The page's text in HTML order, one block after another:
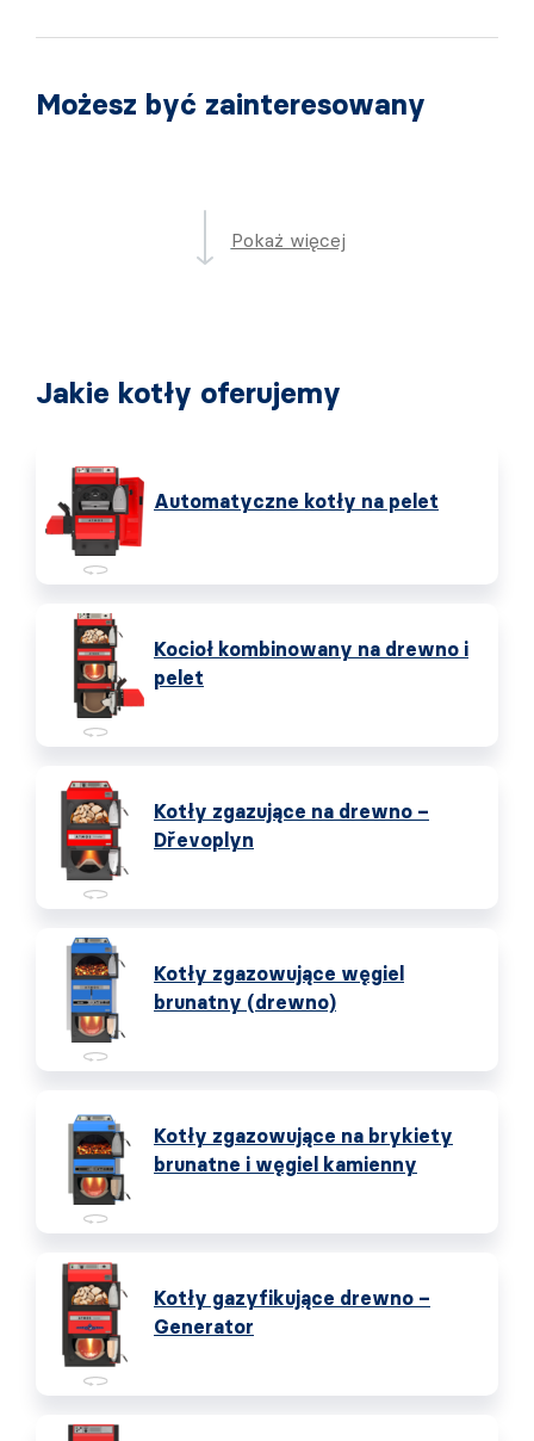
Możesz być zainteresowany
Pokaż więcej
Jakie kotły oferujemy
Automatyczne kotły na pelet
Kocioł kombinowany na drewno i
pelet
Kotły zgazujące na drewno –
Dřevoplyn
Kotły zgazowujące węgiel
brunatny (drewno)
Kotły zgazowujące na brykiety
brunatne i węgiel kamienny
Kotły gazyfikujące drewno –
Generator